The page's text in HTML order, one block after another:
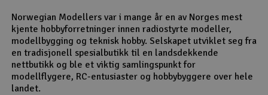
Norwegian Modellers var i mange år en av Norges mest
kjente hobbyforretninger innen radiostyrte modeller,
modellbygging og teknisk hobby. Selskapet utviklet seg fra
en tradisjonell spesialbutikk til en landsdekkende
nettbutikk og ble et viktig samlingspunkt for
modellflygere, RC-entusiaster og hobbybyggere over hele
landet.